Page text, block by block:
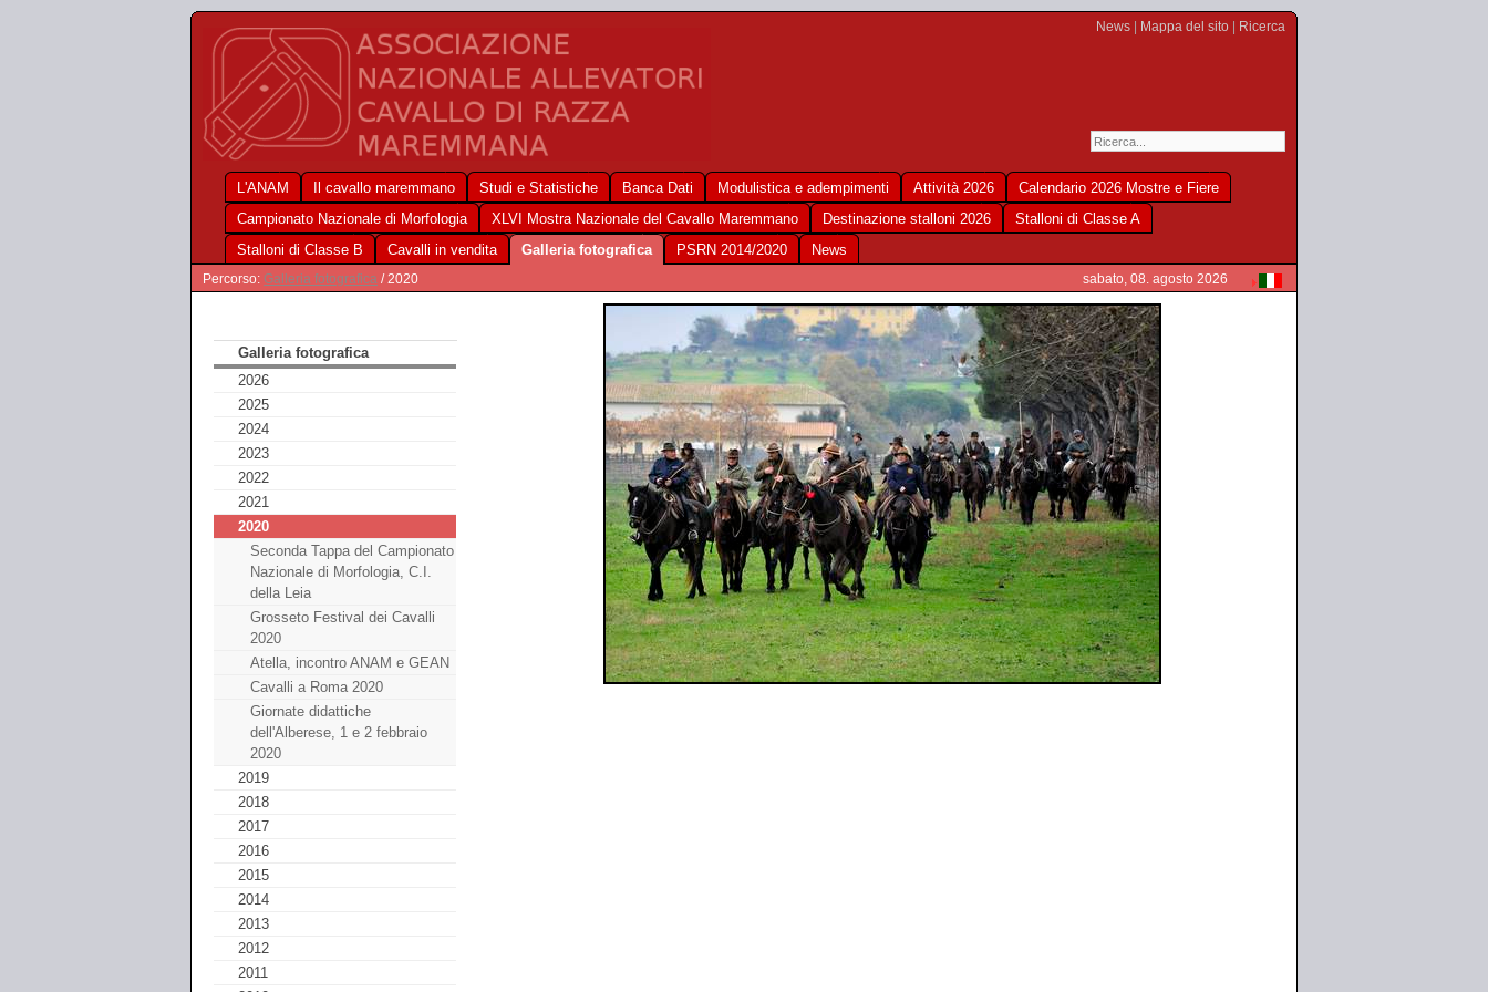
News Mappa del sito Ricerca
L'ANAM Il cavallo maremmano Studi e Statistiche Banca Dati Modulistica e adempimenti Attività 2026
Calendario 2026 Mostre e Fiere
Campionato Nazionale di Morfologia
XLVI Mostra Nazionale del Cavallo Maremmano Destinazione stalloni 2026
Stalloni di Classe A
Stalloni di Classe B
Cavalli in vendita Galleria fotografica PSRN 2014/2020 News
Percorso: Galleria fotografica / 2020 sabato, 08. agosto 2026
Galleria fotografica
2026
2025
2024
2023
2022
2021
2020
Seconda Tappa del Campionato
Nazionale di Morfologia, C.I.
della Leia
Grosseto Festival dei Cavalli
2020
Atella, incontro ANAM e GEAN
Cavalli a Roma 2020
Giornate didattiche
dell'Alberese, 1 e 2 febbraio
2020
2019
2018
2017
2016
2015
2014
2013
2012
2011